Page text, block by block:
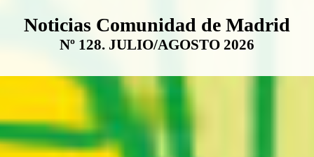
Boletín Noticias Comunidad de
Noticias Comunidad de Madrid
Nº 128. JULIO/AGOSTO 2026